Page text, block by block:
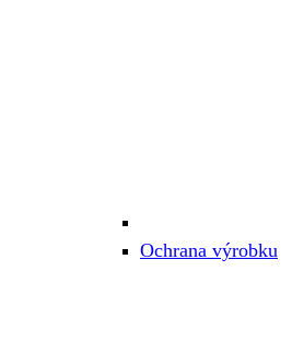
Ochrana výrobku